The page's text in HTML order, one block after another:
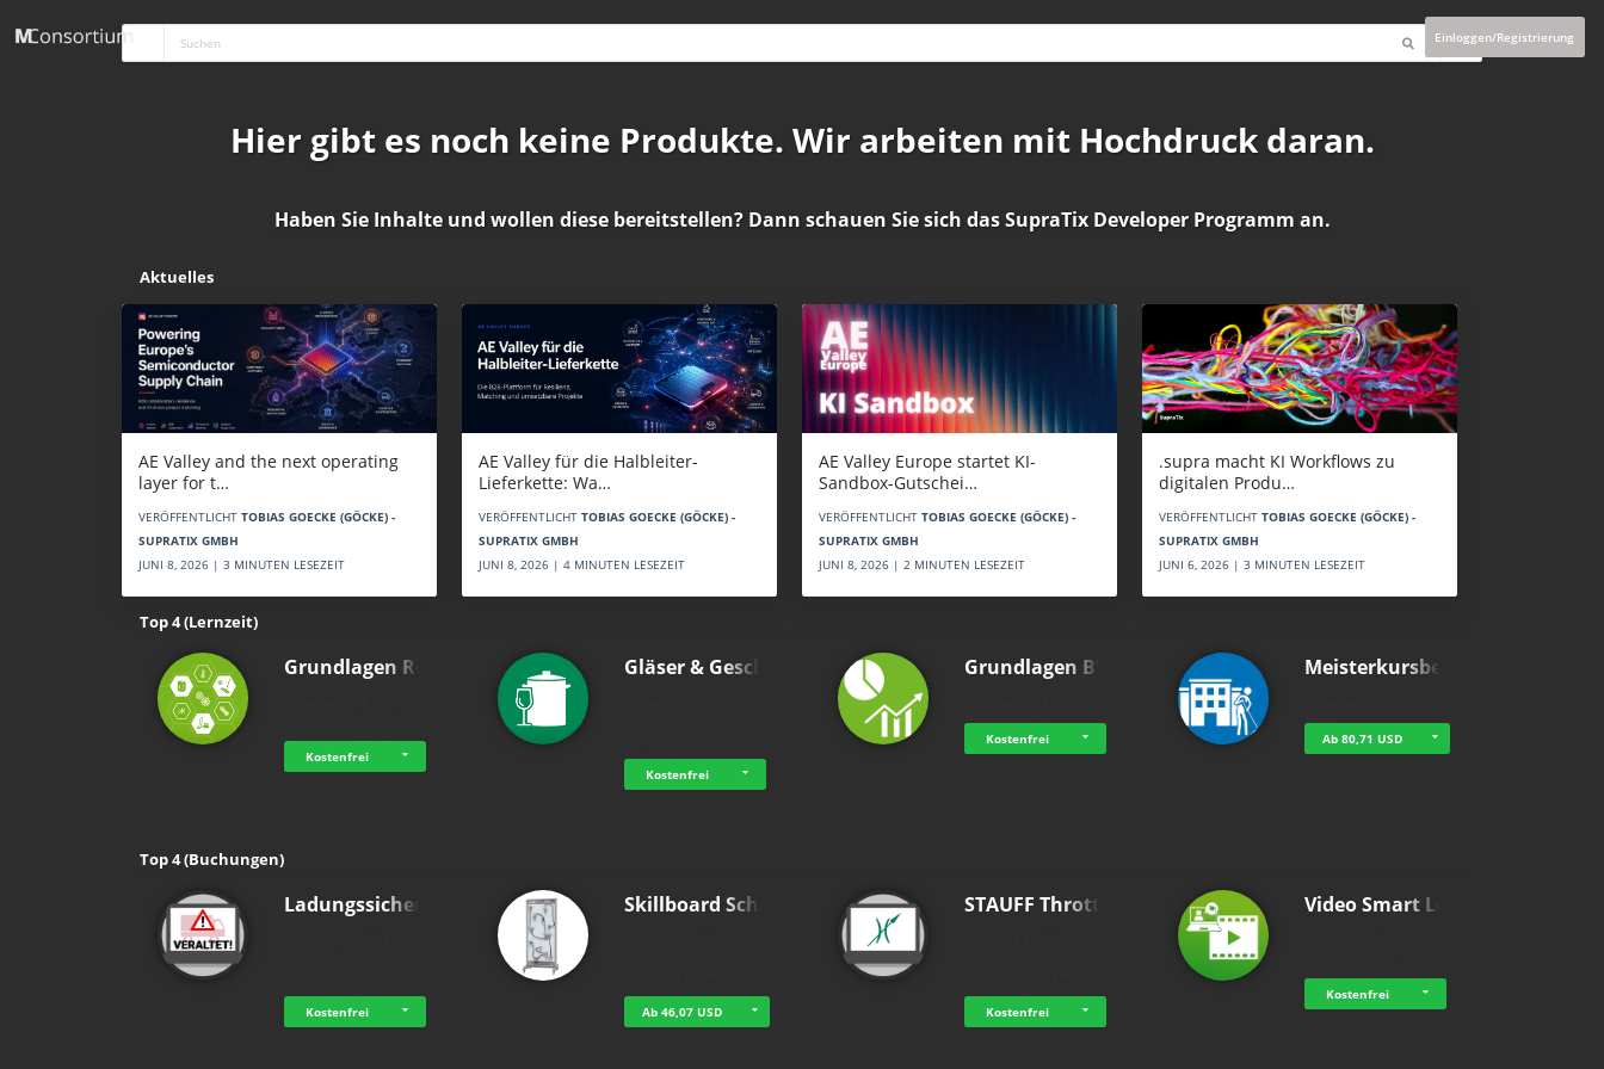
Einloggen/Registrierung
Hier gibt es noch keine Produkte. Wir arbeiten mit Hochdruck daran.
Haben Sie Inhalte und wollen diese bereitstellen? Dann schauen Sie sich dasSupraTix Developer Programm an.
Aktuelles
AE Valley and the next operating
layer for t…
VERÖFFENTLICHT TOBIAS GOECKE (GÖCKE) -
SUPRATIX GMBH
JUNI 8, 2026 | 3 MINUTEN LESEZEIT
AE Valley für die Halbleiter-
Lieferkette: Wa…
VERÖFFENTLICHT TOBIAS GOECKE (GÖCKE) -
SUPRATIX GMBH
JUNI 8, 2026 | 4 MINUTEN LESEZEIT
AE Valley Europe startet KI-
Sandbox-Gutschei…
VERÖFFENTLICHT TOBIAS GOECKE (GÖCKE) -
SUPRATIX GMBH
JUNI 8, 2026 | 2 MINUTEN LESEZEIT
.supra macht KI Workflows zu
digitalen Produ…
VERÖFFENTLICHT TOBIAS GOECKE (GÖCKE) -
SUPRATIX GMBH
JUNI 6, 2026 | 3 MINUTEN LESEZEIT
Top 4 (Lernzeit)
Grundlagen Rein…
Bereich Chemie und …
Kostenfrei
Gläser & Geschi…
Servicemodul
Kostenfrei
Grundlagen BWL
Grundlagen BWL
Kostenfrei
Meisterkursbegl…
None
Ab 80,71 USD
Top 4 (Buchungen)
Ladungssicherung
Rechtliche Grundlage…
Kostenfrei
Skillboard Schl…
Learning: Hydrauliks…
Ab 46,07 USD
STAUFF Throttle…
from the "Hydrau…
Kostenfrei
Video Smart Lea…
digitales Lernen hat - …
Kostenfrei